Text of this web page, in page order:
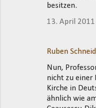
besitzen.
13. April
Ruben
Nun,
nicht zu einer
Kirche in
ähnlich wie